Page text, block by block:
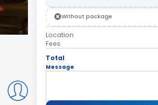
Without package
Location
Fees
Total
Message